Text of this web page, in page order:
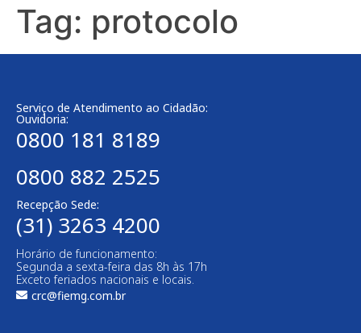
Tag: protocolo
Serviço de Atendimento ao Cidadão:
Ouvidoria:
0800 181 8189
0800 882 2525
Recepção Sede:
(31) 3263 4200
Horário de funcionamento:
Segunda a sexta-feira das 8h às 17h
Exceto feriados nacionais e locais.
crc@fiemg.com.br